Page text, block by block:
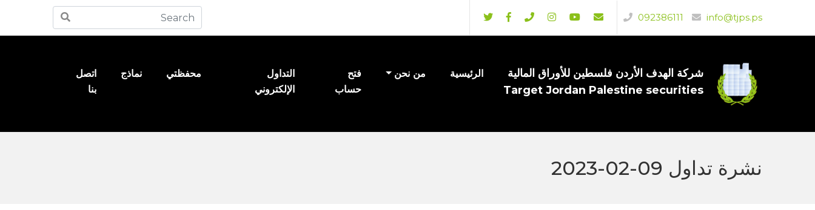
info@tjps.ps
092386111
شركة الهدف الأردن فلسطين للأوراق المالية
Target Jordan Palestine securities
الرئيسية من نحن
فتح
حساب
التداول
الإلكتروني
محفظتي نماذج
اتصل
بنا
نشرة تداول 09-02-2023